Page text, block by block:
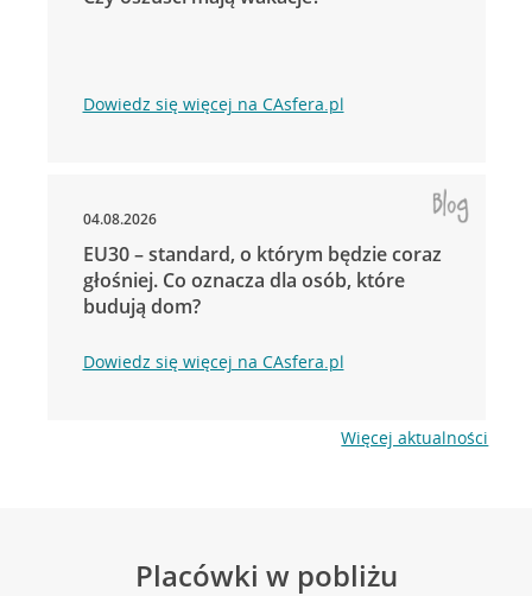
Dowiedz się więcej na CAsfera.pl
04.08.2026
EU30 – standard, o którym będzie coraz
głośniej. Co oznacza dla osób, które
budują dom?
Dowiedz się więcej na CAsfera.pl
Więcej aktualności
Placówki w pobliżu